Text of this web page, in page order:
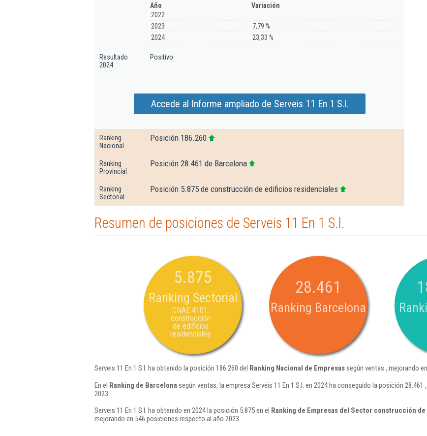
Año
Variación
2022
2023
7,79 %
2024
23,33 %
Resultado
2024
Positivo
Accede al Informe ampliado de Serveis 11 En 1 S.l.
Ranking
Nacional
Posición 186.260
Ranking
Provincial
Posición 28.461 de Barcelona
Ranking
Sectorial
Posición 5.875 de construcción de edificios residenciales
Resumen de posiciones de Serveis 11 En 1 S.l.
5.875
Ranking Sectorial
CNAE 4101:
construcción
de edificios
residenciales
28.461
Ranking Barcelona
Serveis 11 En 1 S.l. ha obtenido la posición 186.260 del Ranking Nacional de Empresassegún ventas , mejorando
En el Ranking de Barcelona según ventas, la empresa Serveis 11 En 1 S.l. en 2024 ha conseguido la posición
2023.
Serveis 11 En 1 S.l. ha obtenido en 2024 la posición 5.875 en el Ranking de Empresas del Sector construcción
mejorando en 546 posiciones respecto al año 2023.